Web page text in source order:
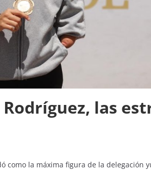
las
como la máxima figura de la delegación